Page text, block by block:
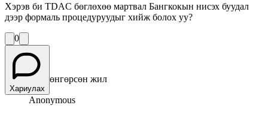
Хэрэв би TDAC бөглөхөө мартвал Бангкокын нисэх буудал
дээр формаль процедуруудыг хийж болох уу?
0
Хариулах
өнгөрсөн жил
Anonymous